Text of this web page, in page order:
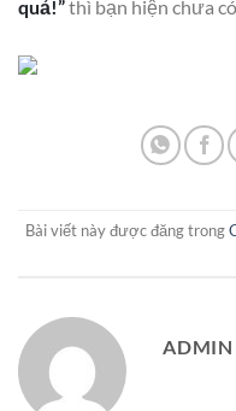
quả!”thì bạn hiện chưa
Bài viết này được đăng trong
ADMIN